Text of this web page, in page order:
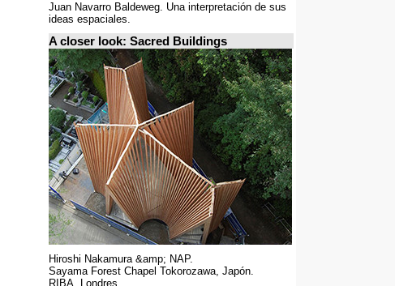
Juan Navarro Baldeweg. Una interpretación de sus
ideas espaciales.
A closer look: Sacred Buildings
Hiroshi Nakamura &amp; NAP.
Sayama Forest Chapel Tokorozawa, Japón.
RIBA, Londres.